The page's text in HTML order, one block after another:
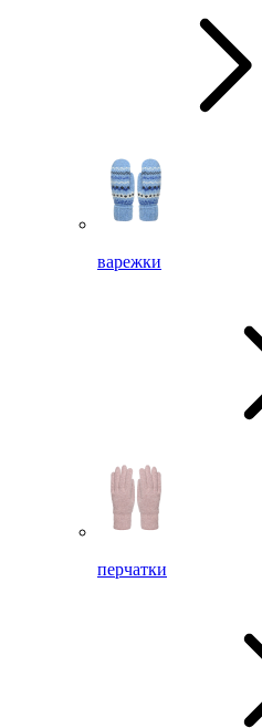
варежки
перчатки